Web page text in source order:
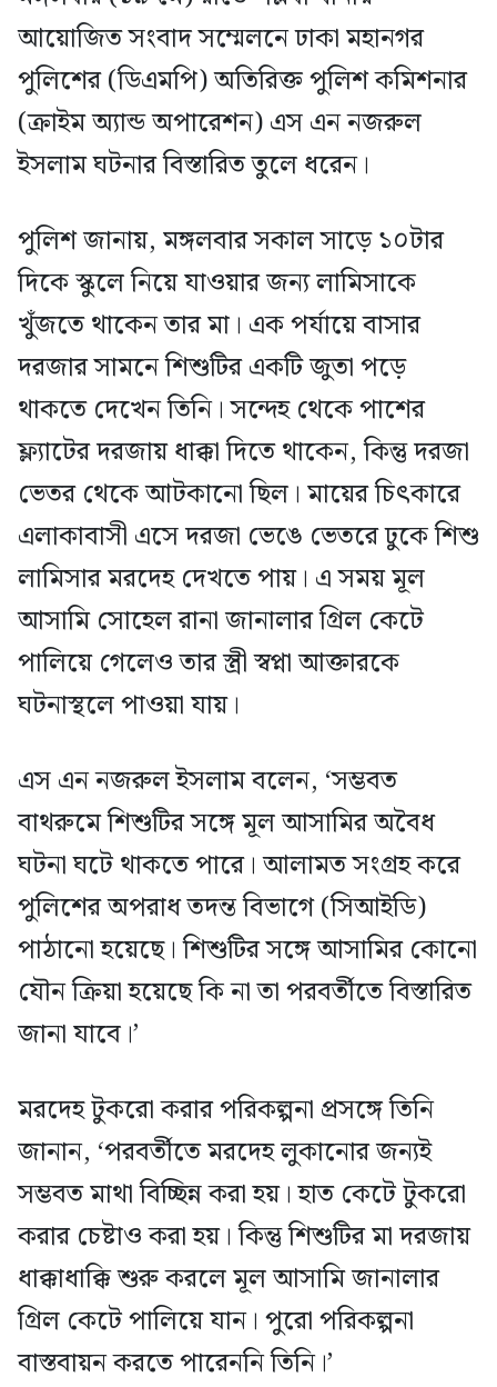
আয়োজিত সংবাদ সম্মেলনে ঢাকা মহানগর
পুলিশের (ডিএমপি) অতিরিক্ত পুলিশ কমিশনার
(ক্রাইম অ্যান্ড অপারেশন) এস এন নজরুল
ইসলাম ঘটনার বিস্তারিত তুলে ধরেন।
পুলিশ জানায়, মঙ্গলবার সকাল সাড়ে ১০টার
দিকে স্কুলে নিয়ে যাওয়ার জন্য লামিসাকে
খুঁজতে থাকেন তার মা। এক পর্যায়ে বাসার
দরজার সামনে শিশুটির একটি জুতা পড়ে
থাকতে দেখেন তিনি। সন্দেহ থেকে পাশের
ফ্ল্যাটের দরজায় ধাক্কা দিতে থাকেন, কিন্তু দরজা
ভেতর থেকে আটকানো ছিল। মায়ের চিৎকারে
এলাকাবাসী এসে দরজা ভেঙে ভেতরে ঢুকে শিশু
লামিসার মরদেহ দেখতে পায়। এ সময় মূল
আসামি সোহেল রানা জানালার গ্রিল কেটে
পালিয়ে গেলেও তার স্ত্রী স্বপ্না আক্তারকে
ঘটনাস্থলে পাওয়া যায়।
এস এন নজরুল ইসলাম বলেন, ‘সম্ভবত
বাথরুমে শিশুটির সঙ্গে মূল আসামির অবৈধ
ঘটনা ঘটে থাকতে পারে। আলামত সংগ্রহ করে
পুলিশের অপরাধ তদন্ত বিভাগে (সিআইডি)
পাঠানো হয়েছে। শিশুটির সঙ্গে আসামির কোনো
যৌন ক্রিয়া হয়েছে কি না তা পরবর্তীতে বিস্তারিত
জানা যাবে।’
মরদেহ টুকরো করার পরিকল্পনা প্রসঙ্গে তিনি
জানান, ‘পরবর্তীতে মরদেহ লুকানোর জন্যই
সম্ভবত মাথা বিচ্ছিন্ন করা হয়। হাত কেটে টুকরো
করার চেষ্টাও করা হয়। কিন্তু শিশুটির মা দরজায়
ধাক্কাধাক্কি শুরু করলে মূল আসামি জানালার
গ্রিল কেটে পালিয়ে যান। পুরো পরিকল্পনা
বাস্তবায়ন করতে পারেননি তিনি।’